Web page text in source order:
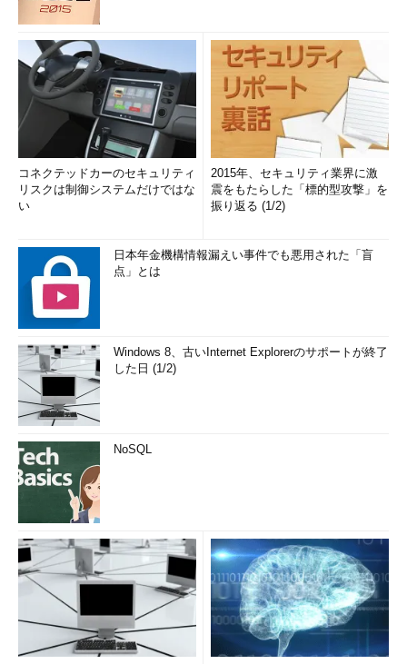
コネクテッドカーのセキュリティ
リスクは制御システムだけではな
い
2015年、セキュリティ業界に激
震をもたらした「標的型攻撃」を
振り返る (1/2)
日本年金機構情報漏えい事件でも悪用された「盲
点」とは
Windows 8、古いInternet Explorerのサポートが終了
した日 (1/2)
NoSQL